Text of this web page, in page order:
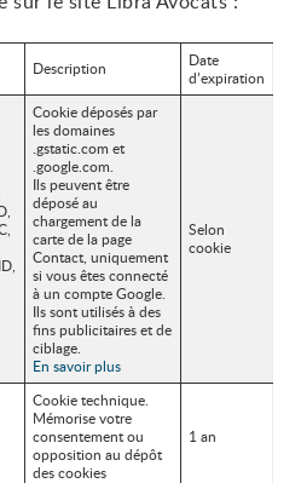
Description
Date
d’expiration
Cookie déposés par
les domaines
.gstatic.com et
.google.com.
Ils peuvent être
déposé au
chargement de la
carte de la page
Contact, uniquement
si vous êtes connecté
à un compte Google.
Ils sont utilisés à des
fins publicitaires et de
ciblage.
En savoir plus
Selon
cookie
Cookie technique.
Mémorise votre
consentement ou
opposition au dépôt
des cookies
1 an